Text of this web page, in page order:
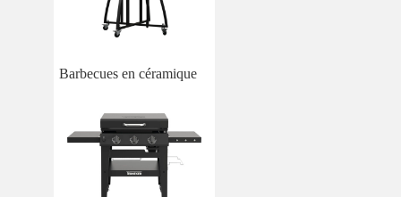
Barbecues en céramique